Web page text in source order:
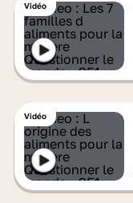
Vidéo
Vidéo